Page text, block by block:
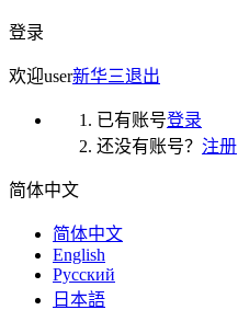
登录
欢迎user新华三退出
已有账号登录
还没有账号？ 注册
简体中文
简体中文
English
Русский
日本語